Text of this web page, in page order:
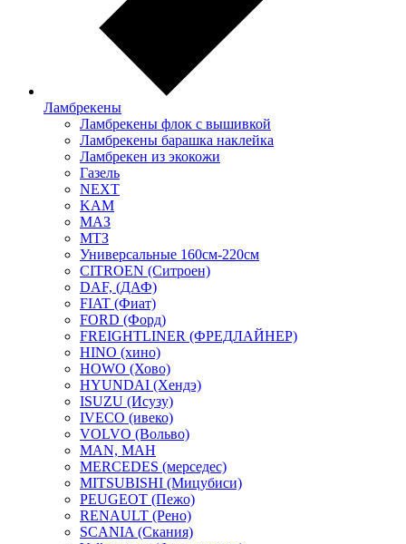
Ламбрекены
Ламбрекены флок с вышивкой
Ламбрекены барашка наклейка
Ламбрекен из экокожи
Газель
NEXT
KAM
МАЗ
МТЗ
Универсальные 160см-220см
CITROEN (Ситроен)
DAF, (ДАФ)
FIAT (Фиат)
FORD (Форд)
FREIGHTLINER (ФРЕДЛАЙНЕР)
HINO (хино)
HOWO (Хово)
HYUNDAI (Хендэ)
ISUZU (Исузу)
IVECO (ивеко)
VOLVO (Вольво)
MAN, МАН
MERCEDES (мерседес)
MITSUBISHI (Мицубиси)
PEUGEOT (Пежо)
RENAULT (Рено)
SCANIA (Скания)